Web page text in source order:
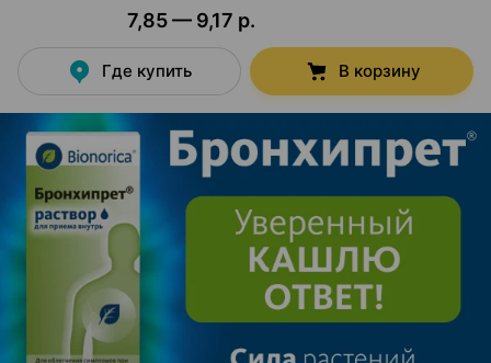
7,85 — 9,17 р.
Где купить В корзину